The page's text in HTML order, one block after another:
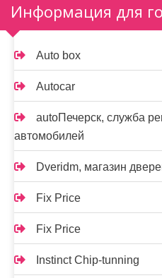
Информация для
Auto box
Autocar
autoПечерск, служба
автомобилей
Dveridm, магазин
Fix Price
Fix Price
Instinct Chip-tunning